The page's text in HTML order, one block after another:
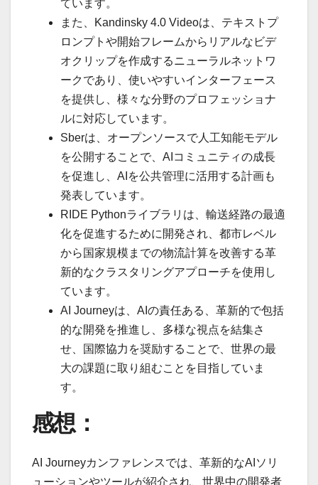
ています。
また、Kandinsky 4.0 Videoは、テキストプ
ロンプトや開始フレームからリアルなビデ
オクリップを作成するニューラルネットワ
ークであり、使いやすいインターフェース
を提供し、様々な分野のプロフェッショナ
ルに対応しています。
Sberは、オープンソースで人工知能モデル
を公開することで、AIコミュニティの成長
を促進し、AIを公共管理に活用する計画も
発表しています。
RIDE Pythonライブラリは、輸送経路の最適
化を促進するために開発され、都市レベル
から国家規模までの物流計算を改善する革
新的なクラスタリングアプローチを使用し
ています。
AI Journeyは、AIの責任ある、革新的で包括
的な開発を推進し、多様な視点を結集さ
せ、国際協力を奨励することで、世界の最
大の課題に取り組むことを目指していま
す。
感想：
AI Journeyカンファレンスでは、革新的なAIソリ
ューションやツールが紹介され、世界中の開発者